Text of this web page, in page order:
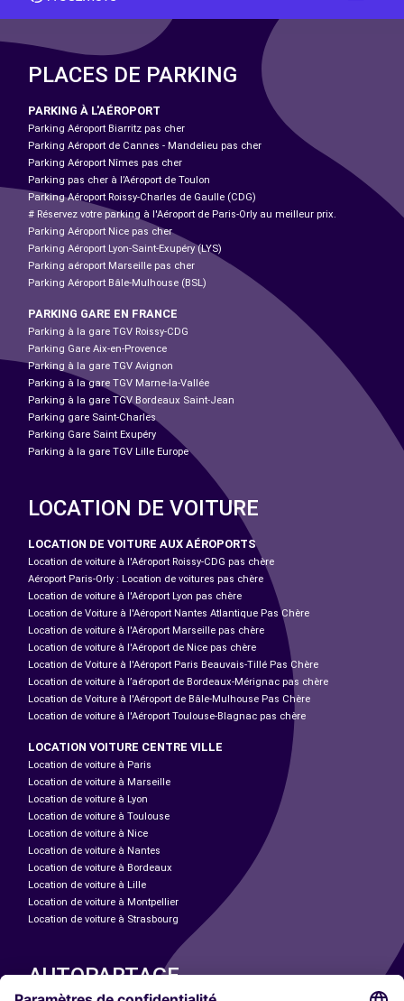
PLACES DE PARKING
PARKING À L'AÉROPORT
Parking Aéroport Biarritz pas cher
Parking Aéroport de Cannes - Mandelieu pas cher
Parking Aéroport Nîmes pas cher
Parking pas cher à l’Aéroport de Toulon
Parking Aéroport Roissy-Charles de Gaulle (CDG)
# Réservez votre parking à l'Aéroport de Paris-Orly au meilleur prix.
Parking Aéroport Nice pas cher
Parking Aéroport Lyon-Saint-Exupéry (LYS)
Parking aéroport Marseille pas cher
Parking Aéroport Bâle-Mulhouse (BSL)
PARKING GARE EN FRANCE
Parking à la gare TGV Roissy-CDG
Parking Gare Aix-en-Provence
Parking à la gare TGV Avignon
Parking à la gare TGV Marne-la-Vallée
Parking à la gare TGV Bordeaux Saint-Jean
Parking gare Saint-Charles
Parking Gare Saint Exupéry
Parking à la gare TGV Lille Europe
LOCATION DE VOITURE
LOCATION DE VOITURE AUX AÉROPORTS
Location de voiture à l'Aéroport Roissy-CDG pas chère
Aéroport Paris-Orly : Location de voitures pas chère
Location de voiture à l'Aéroport Lyon pas chère
Location de Voiture à l'Aéroport Nantes Atlantique Pas Chère
Location de voiture à l'Aéroport Marseille pas chère
Location de voiture à l'Aéroport de Nice pas chère
Location de Voiture à l'Aéroport Paris Beauvais-Tillé Pas Chère
Location de voiture à l’aéroport de Bordeaux-Mérignac pas chère
Location de Voiture à l'Aéroport de Bâle-Mulhouse Pas Chère
Location de voiture à l'Aéroport Toulouse-Blagnac pas chère
LOCATION VOITURE CENTRE VILLE
Location de voiture à Paris
Location de voiture à Marseille
Location de voiture à Lyon
Location de voiture à Toulouse
Location de voiture à Nice
Location de voiture à Nantes
Location de voiture à Bordeaux
Location de voiture à Lille
Location de voiture à Montpellier
Location de voiture à Strasbourg
AUTOPARTAGE